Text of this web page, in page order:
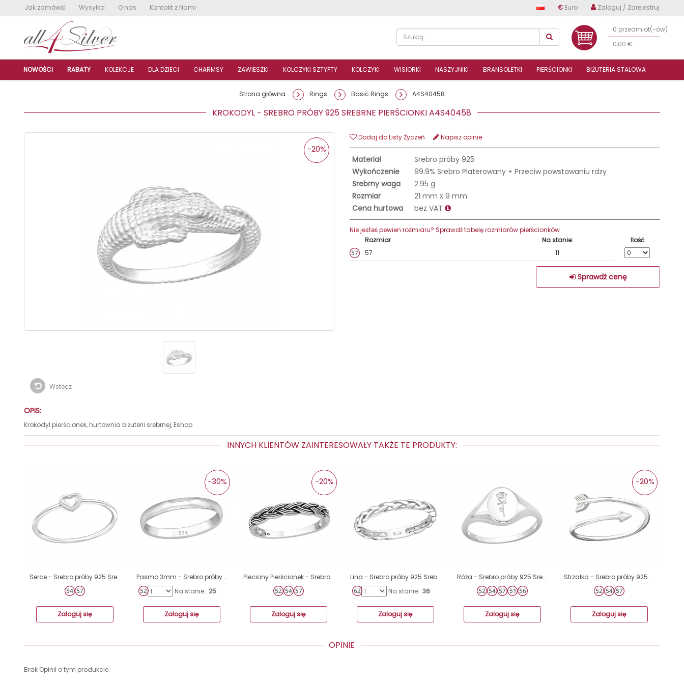
Jak zamówić Wysyłka O nas Kontakt z Nami € Euro Zaloguj / Zarejestruj
0 przedmiot(-ów)
0,00 €
NOWOŚCI RABATY KOLEKCJE DLA DZIECI CHARMSY ZAWIESZKI KOLCZYKI SZTYFTY KOLCZYKI WISIORKI NASZYJNIKI BRANSOLETKI PIERŚCIONKI BIŻUTERIA STALOWA
Strona główna Rings Basic Rings A4S40458
KROKODYL - SREBRO PRÓBY 925 SREBRNE PIERŚCIONKI A4S40458
Wstecz
-20%
Dodaj do Listy Życzeń Napisz opinie
Materiał
Srebro próby 925
Wykończenie
99.9% Srebro Platerowany + Przeciw powstawaniu rdzy
Srebrny waga
2.95 g
Rozmiar
21 mm x 9 mm
Cena hurtowa
bez VAT
Nie jesteś pewien rozmiaru? Sprawdź tabelę rozmiarów pierścionków
Rozmiar
Na stanie:
Ilość
57
11
Sprawdź cenę
OPIS:
Krokodyl pierścionek, hurtownia biżuterii srebrnej, Eshop
INNYCH KLIENTÓW ZAINTERESOWAŁY TAKŻE TE PRODUKTY:
Serce - Srebro próby 925 Srebrne pierścionki A4S44843
Zaloguj się
Pasmo 3mm - Srebro próby 925 Srebrne pierścionki A4S34073
-30%
Na stanie:: 25
Zaloguj się
Pleciony Pierścionek - Srebro Próby 925 Srebrne Pierścionki A4S45229
-20%
Zaloguj się
Lina - Srebro próby 925 Srebrne pierścionki A4S3922
Na stanie:: 36
Zaloguj się
Róża - Srebro próby 925 Srebrne pierścionki A4S40603
Zaloguj się
Strzałka - Srebro próby 925 Pierścionki zwykłe A4S16894
-20%
Zaloguj się
OPINIE
Brak Opinii o tym produkcie.